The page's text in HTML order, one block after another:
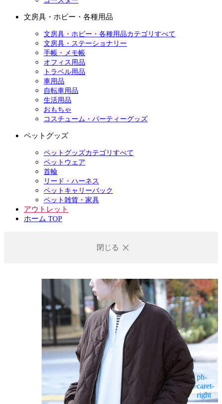
文房具・ホビー・各種用品
文房具・ホビー・各種用品カテゴリすべて
文房具・ステーショナリー
手帳・メモ帳
オフィス用品
トラベル用品
車用品
自転車用品
生活用品
おもちゃ
コスチューム・パーティーグッズ
ペットグッズ
ペットグッズカテゴリすべて
ペットウェア
首輪
リード・ハーネス
ペットキャリーバック
ペット雑貨・家具
アウトレット
ホーム TOP
閉じる